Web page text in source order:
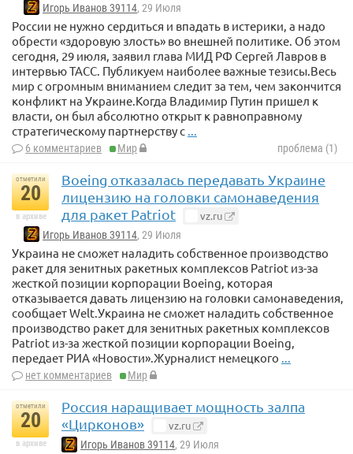
Игорь Иванов 39114, 29 Июля
России не нужно сердиться и впадать в истерики, а надо
обрести «здоровую злость» во внешней политике. Об этом
сегодня, 29 июля, заявил глава МИД РФ Сергей Лавров в
интервью ТАСС. Публикуем наиболее важные тезисы.Весь
мир с огромным вниманием следит за тем, чем закончится
конфликт на Украине.Когда Владимир Путин пришел к
власти, он был абсолютно открыт к равноправному
стратегическому партнерству с ...
6 комментариев Мир проблема (1)
отметили
20
в архиве
Boeing отказалась передавать Украине
лицензию на головки самонаведения
для ракет Patriot
vz.ru
Игорь Иванов 39114, 29 Июля
Украина не сможет наладить собственное производство
ракет для зенитных ракетных комплексов Patriot из-за
жесткой позиции корпорации Boeing, которая
отказывается давать лицензию на головки самонаведения,
сообщает Welt.Украина не сможет наладить собственное
производство ракет для зенитных ракетных комплексов
Patriot из-за жесткой позиции корпорации Boeing,
передает РИА «Новости».Журналист немецкого ...
нет комментариев Мир
отметили
20
в архиве
Россия наращивает мощность залпа
«Цирконов»
vz.ru
Игорь Иванов 39114, 29 Июля